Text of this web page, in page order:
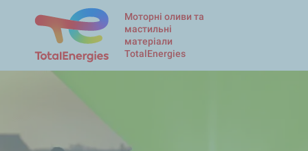
Моторні оливи та
мастильні
матеріали
TotalEnergies